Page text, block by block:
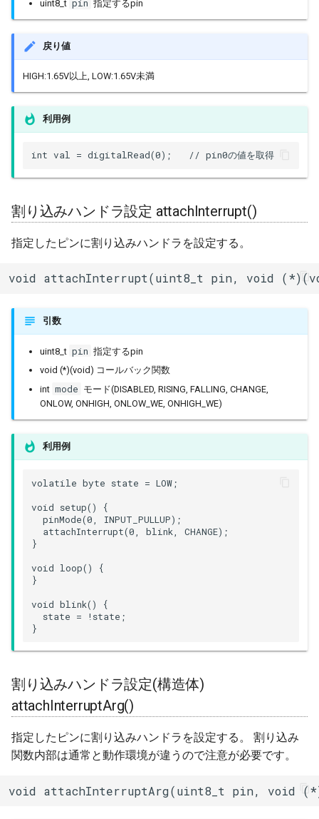
BLEValue
Client
DNSServer
EEPROMClass
EspClass
FreeRTOS::Semaphore
GeneralUtils
MD5Builder
uint8_t pin 指定するpin
戻り値
HIGH:1.65V以上, LOW:1.65V未満
利用例
int val = digitalRead(0);   // pin0の値を取得
割り込みハンドラ設定 attachInterrupt()
指定したピンに割り込みハンドラを設定する。
void attachInterrupt(uint8_t pin, void
引数
uint8_t pin 指定するpin
void (*)(void) コールバック関数
int mode モード(DISABLED, RISING, FALLING, CHANGE,
ONLOW, ONHIGH, ONLOW_WE, ONHIGH_WE)
利用例
volatile byte state = LOW;
void setup() {
  pinMode(0, INPUT_PULLUP);
  attachInterrupt(0, blink, CHANGE);
}
void loop() {
}
void blink() {
  state = !state;
}
割り込みハンドラ設定(構造体)
attachInterruptArg()
指定したピンに割り込みハンドラを設定する。 割り込み
関数内部は通常と動作環境が違うので注意が必要です。
void attachInterruptArg(uint8_t pin, void